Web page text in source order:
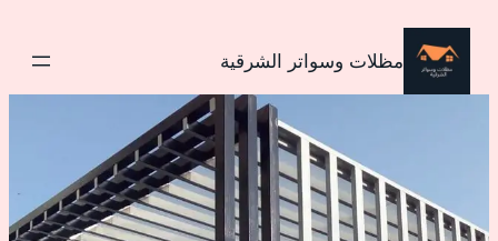
تخطى
المحتوى
مظلات وسواتر الشرقية